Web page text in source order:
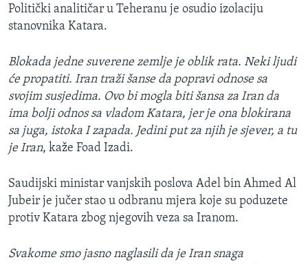
Politički analitičar u Teheranu je osudio izolaciju
stanovnika Katara.
Blokada jedne suverene zemlje je oblik rata. Neki ljudi
će propatiti. Iran traži šanse da popravi odnose sa
svojim susjedima. Ovo bi mogla biti šansa za Iran da
ima bolji odnos sa vladom Katara, jer je ona blokirana
sa juga, istoka I zapada. Jedini put za njih je sjever, a tu
je Iran, kaže Foad Izadi.
Saudijski ministar vanjskih poslova Adel bin Ahmed Al
Jubeir je jučer stao u odbranu mjera koje su poduzete
protiv Katara zbog njegovih veza sa Iranom.
Svakome smo jasno naglasili da je Iran snaga